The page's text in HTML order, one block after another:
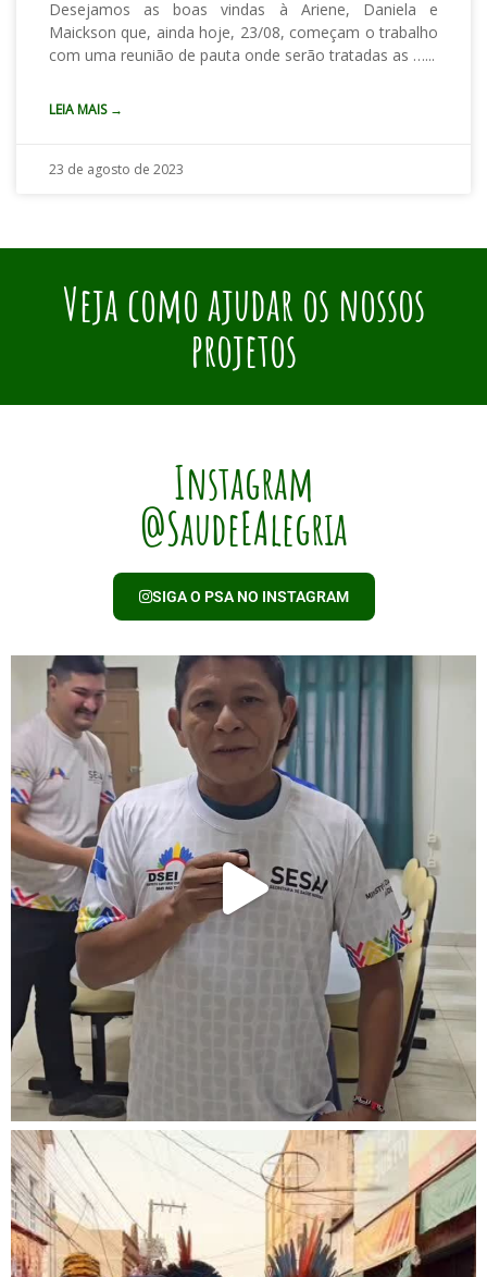
Desejamos as boas vindas à Ariene, Daniela e
Maickson que, ainda hoje, 23/08, começam o trabalho
com uma reunião de pauta onde serão tratadas as …
LEIA MAIS →
23 de agosto de 2023
Veja como ajudar os nossos
projetos
Instagram
@SaudeEAlegria
SIGA O PSA NO INSTAGRAM